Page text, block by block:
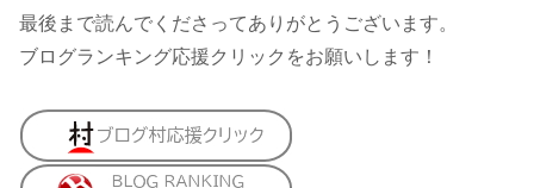
最後まで読んでくださってありがとうございます。
ブログランキング応援クリックをお願いします！